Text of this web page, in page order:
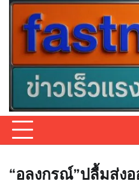
Skip
content
“อลงกรณ์”ปลื้มส่ง